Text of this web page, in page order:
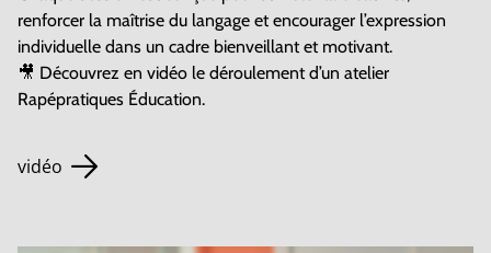
renforcer la maîtrise du langage et encourager l’expression
individuelle dans un cadre bienveillant et motivant.
🎥 Découvrez en vidéo le déroulement d’un atelier
Rapépratiques Éducation.
vidéo